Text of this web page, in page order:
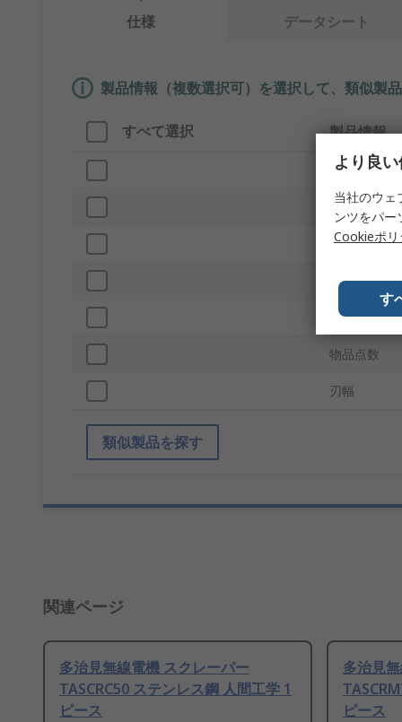
仕様 データシート
製品情報（複数選択可）を選択して、類似製
すべて選択 製品情報
ブランド
サブタイプ
プロダクト
刀材料
ハンドル投
物品点数
刃幅
類似製品を探す
関連ページ
多治見無線電機 スクレーパー
TASCRC50 ステンレス鋼 人間工学 1
ピース
多治見
ピース
より良
当社のウェ
ンツをパ
Cookieポリ
す